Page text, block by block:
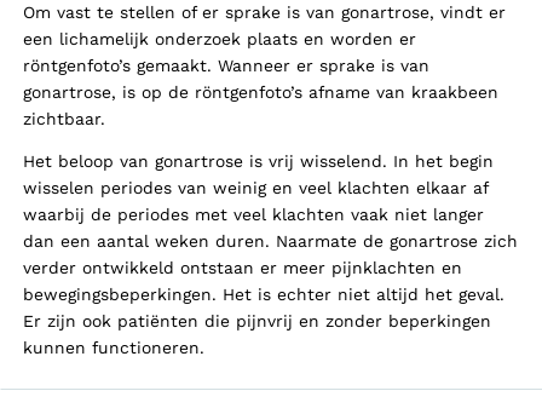
Om vast te stellen of er sprake is van gonartrose, vindt er
een lichamelijk onderzoek plaats en worden er
röntgenfoto’s gemaakt. Wanneer er sprake is van
gonartrose, is op de röntgenfoto’s afname van kraakbeen
zichtbaar.
Het beloop van gonartrose is vrij wisselend. In het begin
wisselen periodes van weinig en veel klachten elkaar af
waarbij de periodes met veel klachten vaak niet langer
dan een aantal weken duren. Naarmate de gonartrose zich
verder ontwikkeld ontstaan er meer pijnklachten en
bewegingsbeperkingen. Het is echter niet altijd het geval.
Er zijn ook patiënten die pijnvrij en zonder beperkingen
kunnen functioneren.